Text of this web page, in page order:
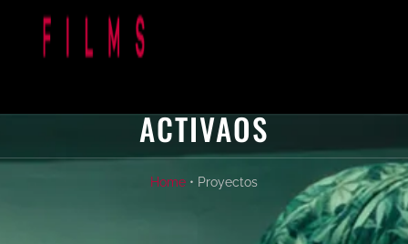
ACTIVAOS
Home • Proyectos